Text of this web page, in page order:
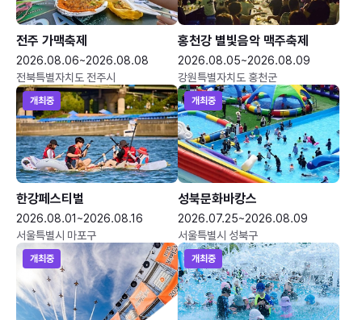
전주 가맥축제
2026.08.06~2026.08.08
전북특별자치도 전주시
홍천강 별빛음악 맥주축제
2026.08.05~2026.08.09
강원특별자치도 홍천군
개최중
한강페스티벌
2026.08.01~2026.08.16
서울특별시 마포구
개최중
성북문화바캉스
2026.07.25~2026.08.09
서울특별시 성북구
개최중 개최중